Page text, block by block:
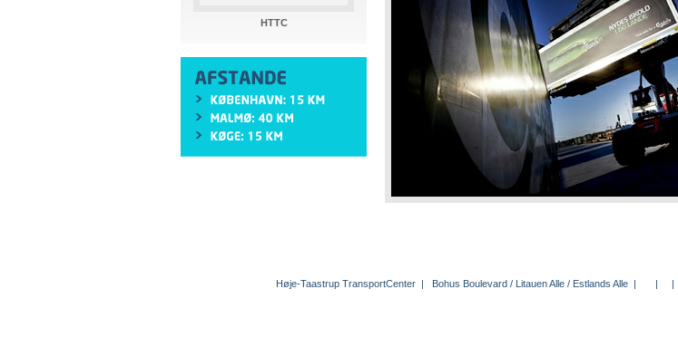
HTTC
Høje-Taastrup TransportCenter | Bohus Boulevard / Litauen Alle / Estlands Alle | | |